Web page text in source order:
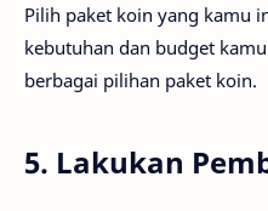
Pilih paket koin yang kamu
kebutuhan dan budget
berbagai pilihan paket koin.
5. Lakukan